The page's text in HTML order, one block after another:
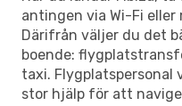
antingen via Wi-Fi
Därifrån väljer du det
boende:
taxi. Flygplatspersonal
stor hjälp för att